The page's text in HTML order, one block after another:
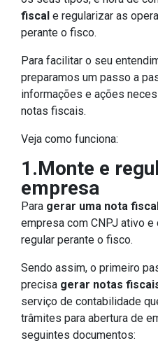
fiscal e regularizar as
perante o fisco.
Para facilitar o seu
preparamos um passo a
informações e ações
notas fiscais.
Veja como funciona:
1.Monte e
empresa
Para gerar uma nota
empresa com CNPJ ativo
regular perante o fisco.
Sendo assim, o primeiro
precisa gerar notas
serviço de contabilidade
trâmites para abertura de
seguintes documentos: